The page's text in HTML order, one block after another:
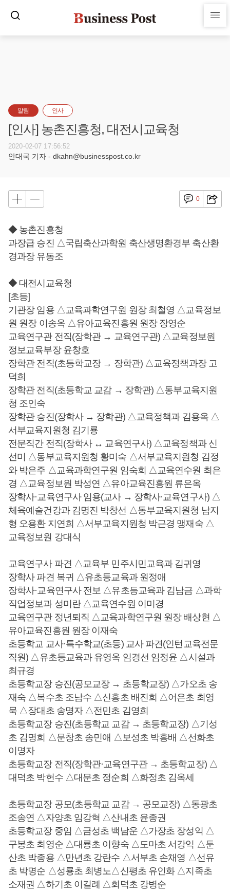
알림 인사
[인사] 농촌진흥청, 대전시교육청
2020-02-07 17:56:52
안대국 기자 - dkahn@businesspost.co.kr
0
◆ 농촌진흥청
과장급 승진 △국립축산과학원 축산생명환경부 축산환
경과장 유동조
◆ 대전시교육청
[초등]
기관장 임용 △교육과학연구원 원장 최철영 △교육정보
원 원장 이송옥 △유아교육진흥원 원장 장영순
교육연구관 전직(장학관 → 교육연구관) △교육정보원
정보교육부장 윤창호
장학관 전직(초등학교장 → 장학관) △교육정책과장 고
덕희
장학관 전직(초등학교 교감 → 장학관) △동부교육지원
청 조인숙
장학관 승진(장학사 → 장학관) △교육정책과 김용옥 △
서부교육지원청 김기룡
전문직간 전직(장학사 ↔ 교육연구사) △교육정책과 신
선미 △동부교육지원청 황미숙 △서부교육지원청 김정
와 박은주 △교육과학연구원 임숙희 △교육연수원 최은
경 △교육정보원 박성연 △유아교육진흥원 류은옥
장학사·교육연구사 임용(교사 → 장학사·교육연구사) △
체육예술건강과 김명진 박창선 △동부교육지원청 남지
형 오용환 지연희 △서부교육지원청 박근경 맹재숙 △
교육정보원 강대식
교육연구사 파견 △교육부 민주시민교육과 김귀영
장학사 파견 복귀 △유초등교육과 원정애
장학사·교육연구사 전보 △유초등교육과 김남금 △과학
직업정보과 성미란 △교육연수원 이미경
교육연구관 정년퇴직 △교육과학연구원 원장 배상현 △
유아교육진흥원 원장 이재숙
초등학교 교사·특수학교(초등) 교사 파견(인턴교육전문
직원) △유초등교육과 유영옥 임경선 임정윤 △시설과
최규경
초등학교장 승진(공모교장 → 초등학교장) △가오초 송
재숙 △복수초 조남수 △신흥초 배진희 △어은초 최영
묵 △장대초 송명자 △전민초 김영희
초등학교장 승진(초등학교 교감 → 초등학교장) △기성
초 김명희 △문창초 송민애 △보성초 박흥배 △선화초
이명자
초등학교장 전직(장학관·교육연구관 → 초등학교장) △
대덕초 박헌수 △대문초 정순희 △화정초 김옥세
초등학교장 공모(초등학교 교감 → 공모교장) △동광초
조송연 △자양초 임강혁 △산내초 윤종권
초등학교장 중임 △금성초 백남운 △가장초 장성익 △
구봉초 최영순 △대룡초 이향숙 △도마초 서강익 △둔
산초 박종용 △만년초 강란수 △서부초 손채영 △선유
초 박명순 △성룡초 최병노△신평초 유인화 △지족초
소재권 △하기초 이길례 △회덕초 강병순